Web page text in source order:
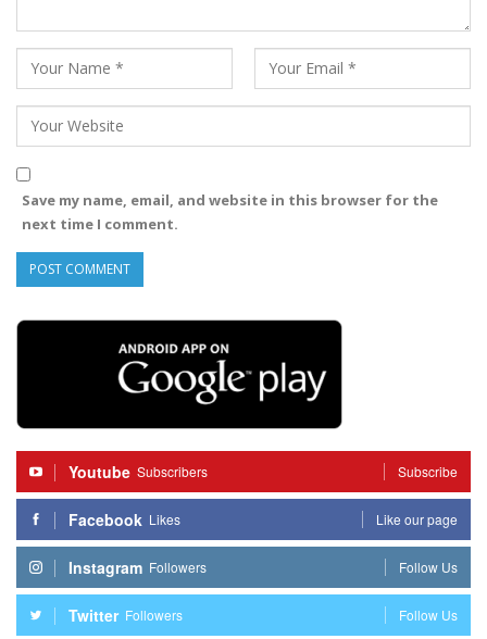
Save my name, email, and website in this browser for the
next time I comment.
Youtube Subscribers Subscribe
Facebook Likes Like our page
Instagram Followers Follow Us
Twitter Followers Follow Us